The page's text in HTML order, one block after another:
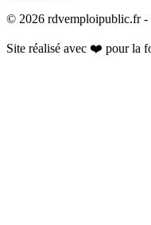
© 2026 rdvemploipublic.fr -
Site réalisé avec ❤️ pour la